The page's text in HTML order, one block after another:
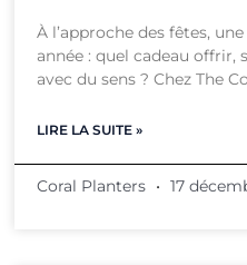
À l’approche des fêtes,
année : quel cadeau offrir,
avec du sens ? Chez The
LIRE LA SUITE »
Coral Planters 17